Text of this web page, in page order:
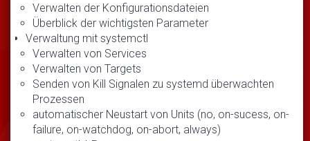
Verwalten der Konfigurationsdateien
Überblick der wichtigsten Parameter
Verwaltung mit systemctl
Verwalten von Services
Verwalten von Targets
Senden von Kill Signalen zu systemd überwachten
Prozessen
automatischer Neustart von Units (no, on-sucess, on-
failure, on-watchdog, on-abort, always)